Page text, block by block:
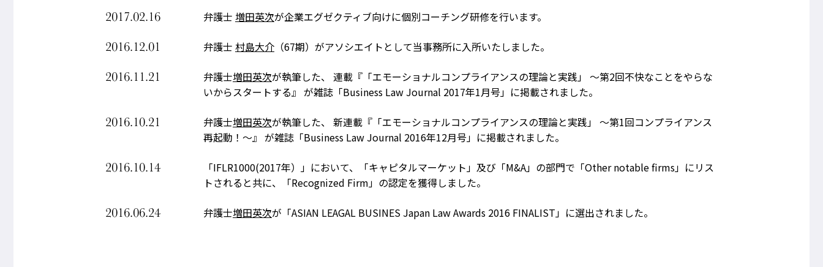
2017.02.16 弁護士 増田英次が企業エグゼクティブ向けに個別コーチング研修を行います。
2016.12.01 弁護士 村島大介 （67期）がアソシエイトとして当事務所に入所いたしました。
2016.11.21 弁護士増田英次が執筆した、 連載『「エモーショナルコンプライアンスの理論と実践」 ～第2回不快なことをやらな
いからスタートする』 が雑誌「Business Law Journal 2017年1月号」に掲載されました。
2016.10.21 弁護士増田英次が執筆した、 新連載『「エモーショナルコンプライアンスの理論と実践」 ～第1回コンプライアンス
再起動！～』 が雑誌「Business Law Journal 2016年12月号」に掲載されました。
2016.10.14
「IFLR1000(2017年）」において、「キャピタルマーケット」及び「M&A」の部門で「Other notable firms」にリス
トされると共に、「Recognized Firm」の認定を獲得しました。
2016.06.24 弁護士増田英次が「ASIAN LEAGAL BUSINES Japan Law Awards 2016 FINALIST」に選出されました。